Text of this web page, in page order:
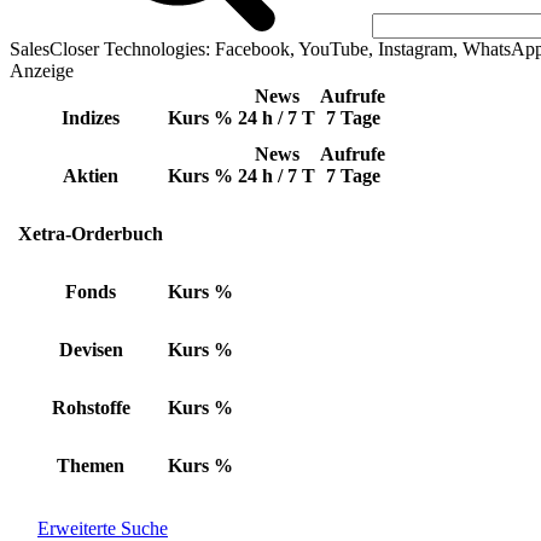
SalesCloser Technologies: Facebook, YouTube, Instagram,
Anzeige
Indizes Kurs %
News
24 h / 7 T
Aufrufe
7 Tage
Aktien Kurs %
News
24 h / 7 T
Aufrufe
7 Tage
Xetra-Orderbuch
Fonds Kurs %
Devisen Kurs %
Rohstoffe Kurs %
Themen Kurs %
Erweiterte Suche